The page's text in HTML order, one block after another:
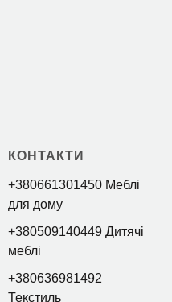
КОНТАКТИ
+380661301450 Меблі
для дому
+380509140449 Дитячі
меблі
+380636981492
Текстиль